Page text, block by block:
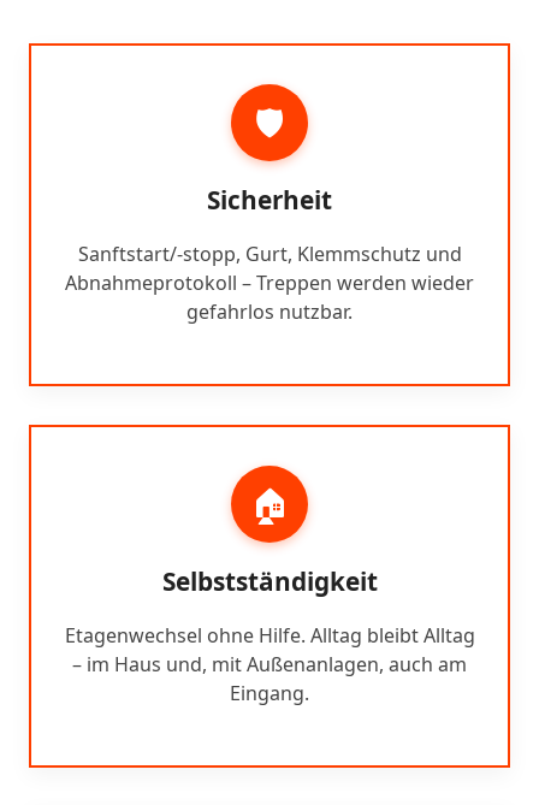
🛡️
Sicherheit
Sanftstart/-stopp, Gurt, Klemmschutz und
Abnahmeprotokoll – Treppen werden wieder
gefahrlos nutzbar.
🏠
Selbstständigkeit
Etagenwechsel ohne Hilfe. Alltag bleibt Alltag
– im Haus und, mit Außenanlagen, auch am
Eingang.